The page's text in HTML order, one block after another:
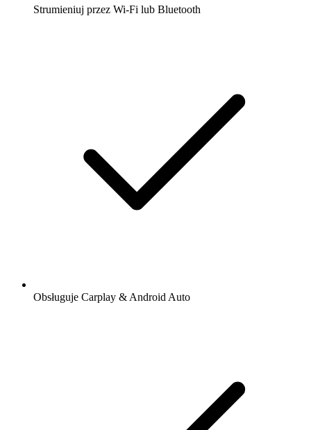
Strumieniuj przez Wi-Fi lub Bluetooth
Obsługuje Carplay & Android Auto